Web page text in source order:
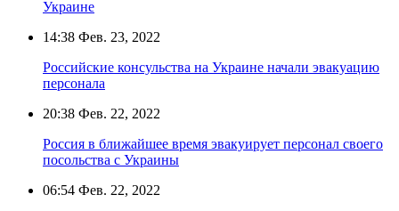
Украине
14:38 Фев. 23, 2022
Российские консульства на Украине начали эвакуацию
персонала
20:38 Фев. 22, 2022
Россия в ближайшее время эвакуирует персонал своего
посольства с Украины
06:54 Фев. 22, 2022